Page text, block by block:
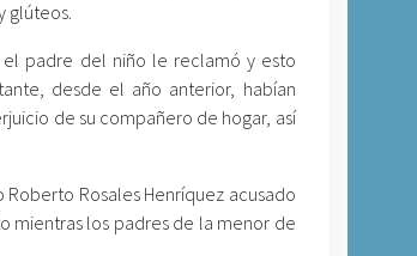
glúteos.
padre del niño le reclamó y esto
desde el año anterior, habían
de su compañero de hogar, así
Rosales Henríquez acusado
mientras los padres de la menor de